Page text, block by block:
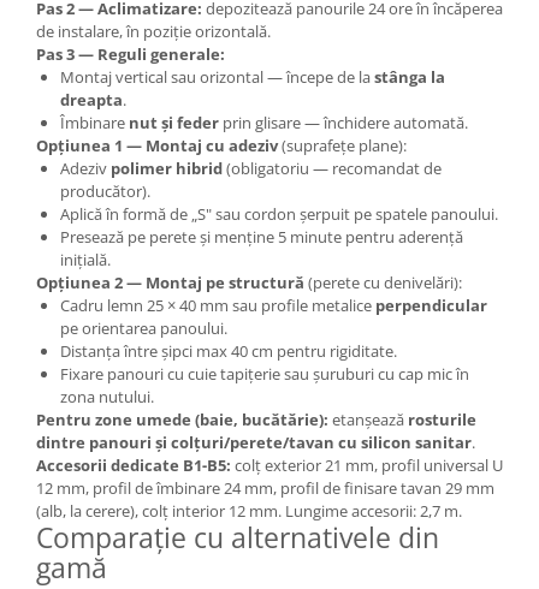
Pas 2 — Aclimatizare: depozitează panourile 24 ore în încăperea
de instalare, în poziție orizontală.
Pas 3 — Reguli generale:
Montaj vertical sau orizontal — începe de lastânga la
dreapta.
Îmbinare nut și feder prin glisare — închidere automată.
Opțiunea 1 — Montaj cu adeziv(suprafețe plane):
Adeziv polimer hibrid(obligatoriu — recomandat de
producător).
Aplică în formă de „S" sau cordon șerpuit pe spatele panoului.
Presează pe perete și menține 5 minute pentru aderență
inițială.
Opțiunea 2 — Montaj pe structură (perete cu denivelări):
Cadru lemn 25 × 40 mm sau profile metalice perpendicular
pe orientarea panoului.
Distanța între șipci max 40 cm pentru rigiditate.
Fixare panouri cu cuie tapițerie sau șuruburi cu cap mic în
zona nutului.
Pentru zone umede (baie, bucătărie): etanșează rosturile
dintre panouri și colțuri/perete/tavan cu silicon sanitar.
Accesorii dedicate B1-B5: colț exterior 21 mm, profil universal U
12 mm, profil de îmbinare 24 mm, profil de finisare tavan 29 mm
(alb, la cerere), colț interior 12 mm. Lungime accesorii: 2,7 m.
Comparație cu alternativele din
gamă